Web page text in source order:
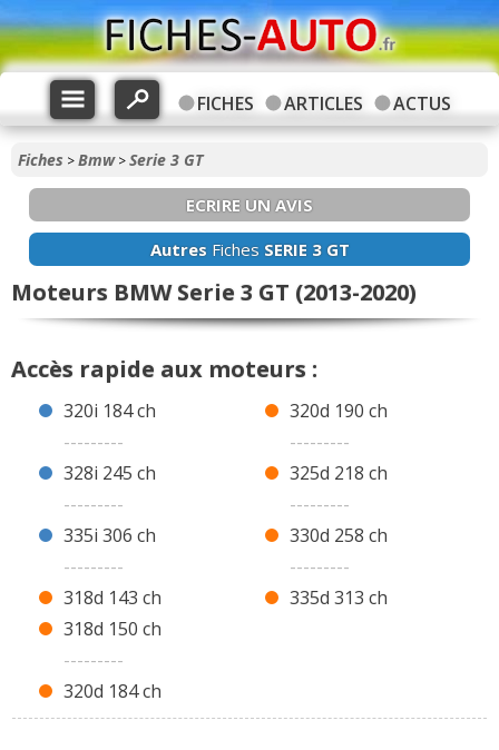
FICHES ARTICLES ACTUS
Fiches >Bmw>Serie 3 GT
ECRIRE UN AVIS
AutresFiches SERIE 3 GT
Moteurs BMW Serie 3 GT (2013-2020)
Accès rapide aux moteurs :
320i 184 ch
---------
328i 245 ch
---------
335i 306 ch
---------
318d 143 ch
318d 150 ch
---------
320d 184 ch
320d 190 ch
---------
325d 218 ch
---------
330d 258 ch
---------
335d 313 ch